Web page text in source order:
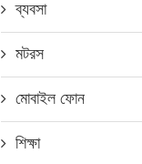
ব্যবসা
মটরস
মোবাইল ফোন
শিক্ষা